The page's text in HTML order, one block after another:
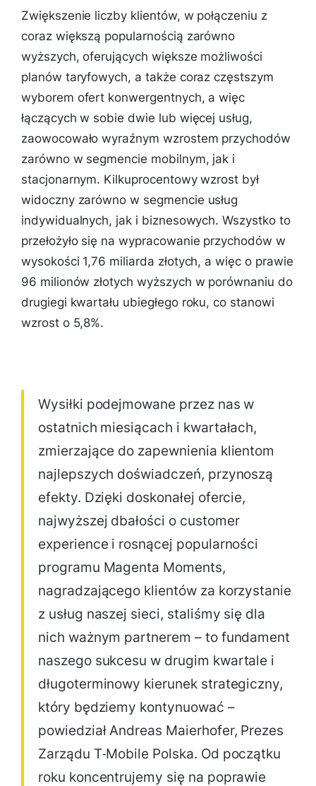
Zwiększenie liczby klientów, w połączeniu z
coraz większą popularnością zarówno
wyższych, oferujących większe możliwości
planów taryfowych, a także coraz częstszym
wyborem ofert konwergentnych, a więc
łączących w sobie dwie lub więcej usług,
zaowocowało wyraźnym wzrostem przychodów
zarówno w segmencie mobilnym, jak i
stacjonarnym. Kilkuprocentowy wzrost był
widoczny zarówno w segmencie usług
indywidualnych, jak i biznesowych. Wszystko to
przełożyło się na wypracowanie przychodów w
wysokości 1,76 miliarda złotych, a więc o prawie
96 milionów złotych wyższych w porównaniu do
drugiegi kwartału ubiegłego roku, co stanowi
wzrost o 5,8%.
Wysiłki podejmowane przez nas w
ostatnich miesiącach i kwartałach,
zmierzające do zapewnienia klientom
najlepszych doświadczeń, przynoszą
efekty. Dzięki doskonałej ofercie,
najwyższej dbałości o customer
experience i rosnącej popularności
programu Magenta Moments,
nagradzającego klientów za korzystanie
z usług naszej sieci, staliśmy się dla
nich ważnym partnerem – to fundament
naszego sukcesu w drugim kwartale i
długoterminowy kierunek strategiczny,
który będziemy kontynuować –
powiedział Andreas Maierhofer, Prezes
Zarządu T‑Mobile Polska. Od początku
roku koncentrujemy się na poprawie